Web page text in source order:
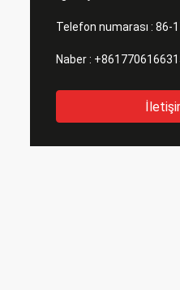
Telefon numarası : 86-
Naber :